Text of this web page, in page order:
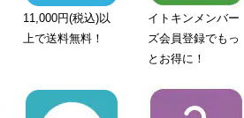
11,000円(税込)以
上で送料無料！
イトキンメンバー
ズ会員登録でもっ
とお得に！